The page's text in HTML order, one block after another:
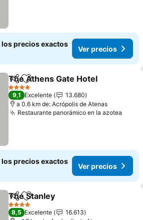
los precios exactos
Ver precios
Compartir
Agregar a favoritos
The Athens Gate Hotel
4 Estrellas
9,1 Excelente
13.680
a 0.6 km de: Acrópolis de Atenas
Restaurante panorámico en la azotea
los precios exactos
Ver precios
CompartirAgregar a favoritos
The Stanley
4 Estrellas
8,5 Excelente
16.613